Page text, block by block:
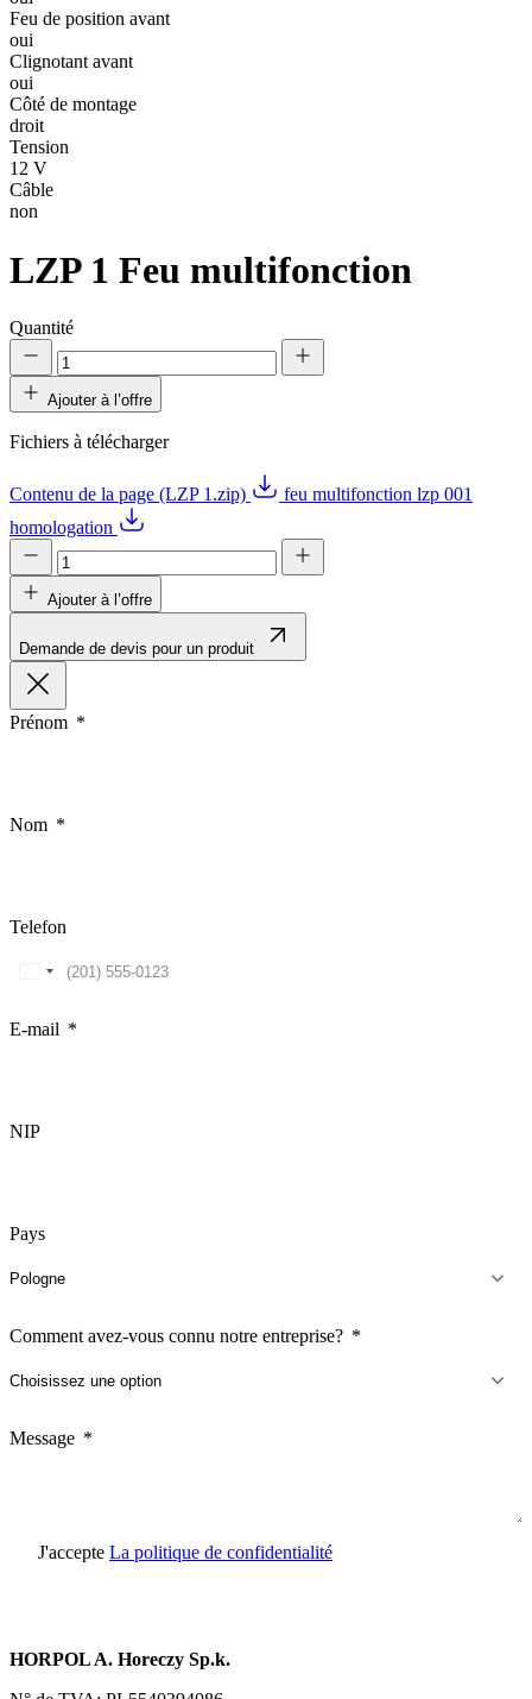
Feu de position avant
oui
Clignotant avant
oui
Côté de montage
droit
Tension
12 V
Câble
non
LZP 1 Feu multifonction
Quantité
Ajouter à l’offre
Fichiers à télécharger
Contenu de la page (LZP 1.zip)
feu multifonction lzp 001
homologation
Ajouter à l’offre
Demande de devis pour un produit
Prénom
Nom
Telefon
United
E-mail
NIP
Pays
Comment avez-vous connu notre entreprise?
Message
J'accepte La politique de confidentialité
HORPOL A. Horeczy Sp.k.